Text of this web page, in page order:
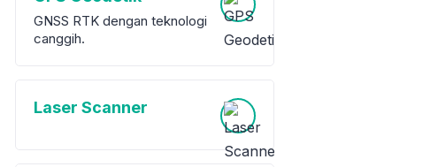
GNSS RTK dengan teknologi
canggih.
Laser Scanner